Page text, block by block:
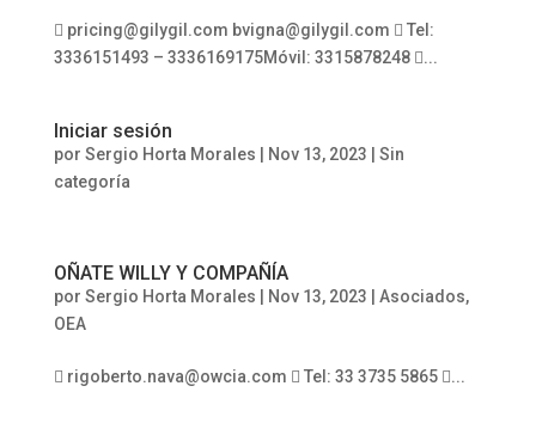
 pricing@gilygil.com bvigna@gilygil.com  Tel:
3336151493 – 3336169175Móvil: 3315878248 ...
Iniciar sesión
por Sergio Horta Morales Nov 13, 2023 | Sin
categoría
OÑATE WILLY Y COMPAÑÍA
por Sergio Horta Morales Nov 13, 2023 Asociados,
OEA
 rigoberto.nava@owcia.com  Tel: 33 3735 5865 ...